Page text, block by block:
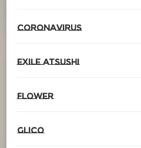
CORONAvirus
EXILE ATSUSHI
Flower
glico